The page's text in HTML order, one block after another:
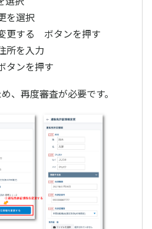
を選択
更する ボタンを押す
所を入力
タンを押す
、再度審査が必要です。